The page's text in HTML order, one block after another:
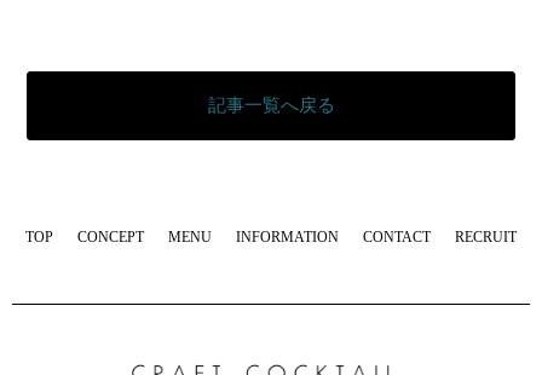
記事一覧へ戻る
TOP CONCEPT MENU INFORMATION CONTACT RECRUIT